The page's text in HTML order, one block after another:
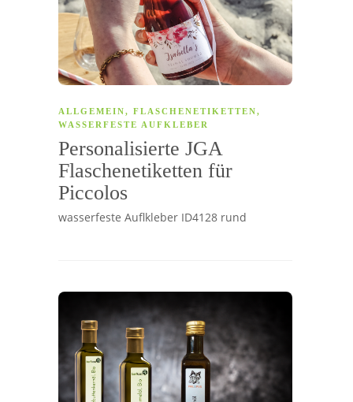
ALLGEMEIN, FLASCHENETIKETTEN,
WASSERFESTE AUFKLEBER
Personalisierte JGA
Flaschenetiketten für
Piccolos
wasserfeste Auflkleber ID4128 rund